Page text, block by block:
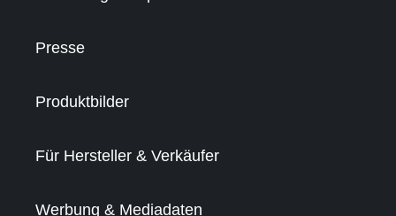
Presse
Produktbilder
Für Hersteller & Verkäufer
Werbung & Mediadaten